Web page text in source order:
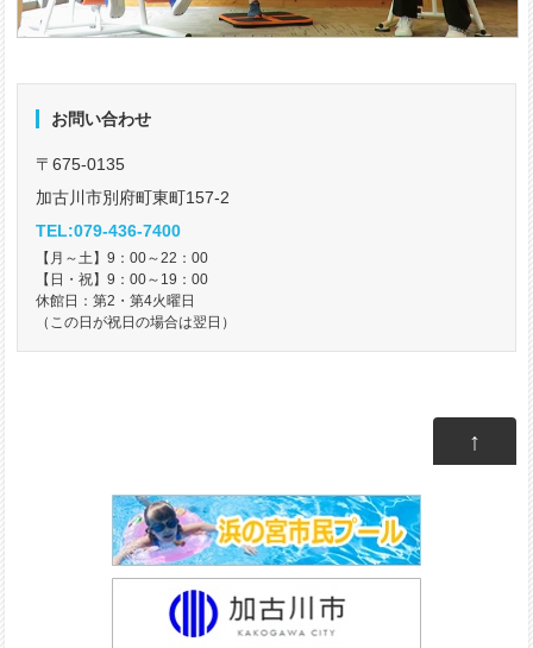
お問い合わせ
〒675-0135
加古川市別府町東町157-2
TEL:079-436-7400
【月～土】9：00～22：00
【日・祝】9：00～19：00
休館日：第2・第4火曜日
（この日が祝日の場合は翌日）
↑